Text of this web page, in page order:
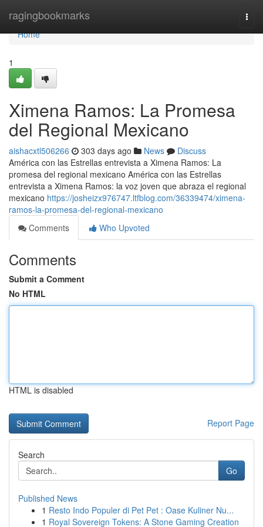
ragingbookmarks
Home
Home
1
Ximena Ramos: La Promesa
del Regional Mexicano
aishacxtl506266 303 days ago News
Discuss
América con las Estrellas entrevista a Ximena Ramos: La
promesa del regional mexicano América con las Estrellas
entrevista a Ximena Ramos: la voz joven que abraza el regional
mexicano https://josheizx976747.ltfblog.com/36339474/ximena-
ramos-la-promesa-del-regional-mexicano
Comments
Who Upvoted
Comments
Submit a Comment
No HTML
HTML is disabled
Report Page
Search
Go
Published News
1 Resto Indo Populer di Pet Pet : Oase Kuliner Nu...
1 Royal Sovereign Tokens: A Stone Gaming Creation